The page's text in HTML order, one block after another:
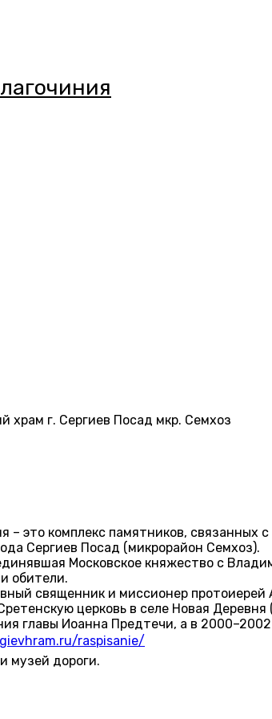
храм г. Сергиев Посад мкр. Семхоз
это комплекс памятников,
Сергиев Посад (микрорайон Семхоз).
Московское княжество с
обители.
священник и миссионер протоиерей
церковь в селе Новая
главы Иоанна Предтечи, а в
raspisanie/
музей дороги.